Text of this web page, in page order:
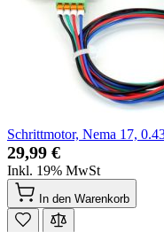
Schrittmotor, Nema 17,
29,99 €
Inkl. 19% MwSt
In den Warenkorb